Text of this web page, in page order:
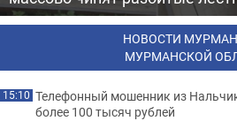
НОВОСТИ
МУРМАНСКОЙ
15:10 Телефонный мошенник из
более 100 тысяч рублей